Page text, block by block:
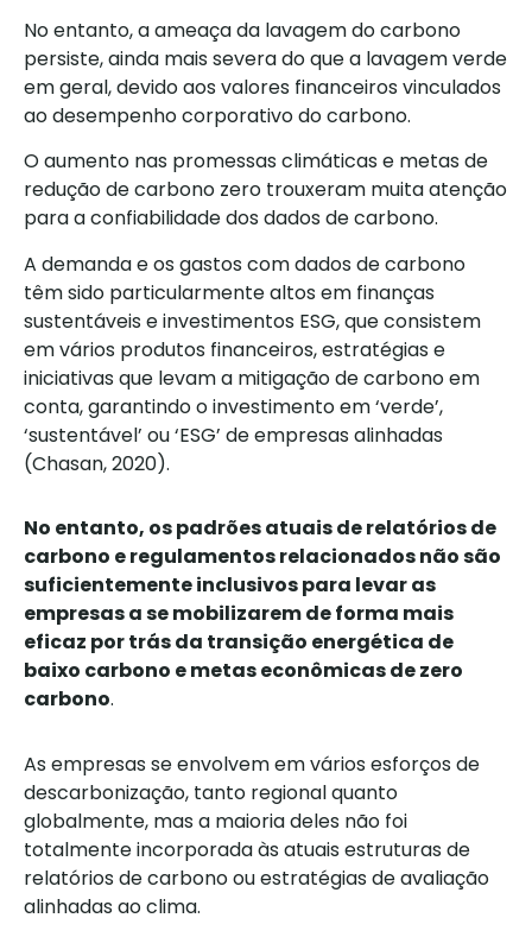
No entanto, a ameaça da lavagem do carbono
persiste, ainda mais severa do que a lavagem verde
em geral, devido aos valores financeiros vinculados
ao desempenho corporativo do carbono.
O aumento nas promessas climáticas e metas de
redução de carbono zero trouxeram muita atenção
para a confiabilidade dos dados de carbono.
A demanda e os gastos com dados de carbono
têm sido particularmente altos em finanças
sustentáveis ​​e investimentos ESG, que consistem
em vários produtos financeiros, estratégias e
iniciativas que levam a mitigação de carbono em
conta, garantindo o investimento em ‘verde’,
‘sustentável’ ou ‘ESG’ de empresas alinhadas
(Chasan, 2020).
No entanto, os padrões atuais de relatórios de
carbono e regulamentos relacionados não são
suficientemente inclusivos para levar as
empresas a se mobilizarem de forma mais
eficaz por trás da transição energética de
baixo carbono e metas econômicas de zero
carbono.
As empresas se envolvem em vários esforços de
descarbonização, tanto regional quanto
globalmente, mas a maioria deles não foi
totalmente incorporada às atuais estruturas de
relatórios de carbono ou estratégias de avaliação
alinhadas ao clima.